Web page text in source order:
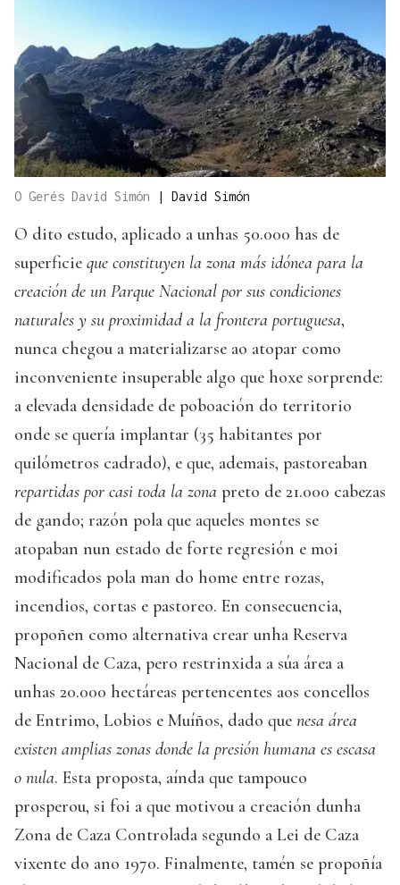
O Gerés David Simón | David Simón
O dito estudo, aplicado a unhas 50.000 has de
superficie que constituyen la zona más idónea para la
creación de un Parque Nacional por sus condiciones
naturales y su proximidad a la frontera portuguesa,
nunca chegou a materializarse ao atopar como
inconveniente insuperable algo que hoxe sorprende:
a elevada densidade de poboación do territorio
onde se quería implantar (35 habitantes por
quilómetros cadrado), e que, ademais, pastoreaban
repartidas por casi toda la zona preto de 21.000 cabezas
de gando; razón pola que aqueles montes se
atopaban nun estado de forte regresión e moi
modificados pola man do home entre rozas,
incendios, cortas e pastoreo. En consecuencia,
propoñen como alternativa crear unha Reserva
Nacional de Caza, pero restrinxida a súa área a
unhas 20.000 hectáreas pertencentes aos concellos
de Entrimo, Lobios e Muíños, dado que nesa área
existen amplias zonas donde la presión humana es escasa
o nula. Esta proposta, aínda que tampouco
prosperou, si foi a que motivou a creación dunha
Zona de Caza Controlada segundo a Lei de Caza
vixente do ano 1970. Finalmente, tamén se propoñía